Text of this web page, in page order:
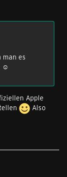
man es
☺️
Apple
Also